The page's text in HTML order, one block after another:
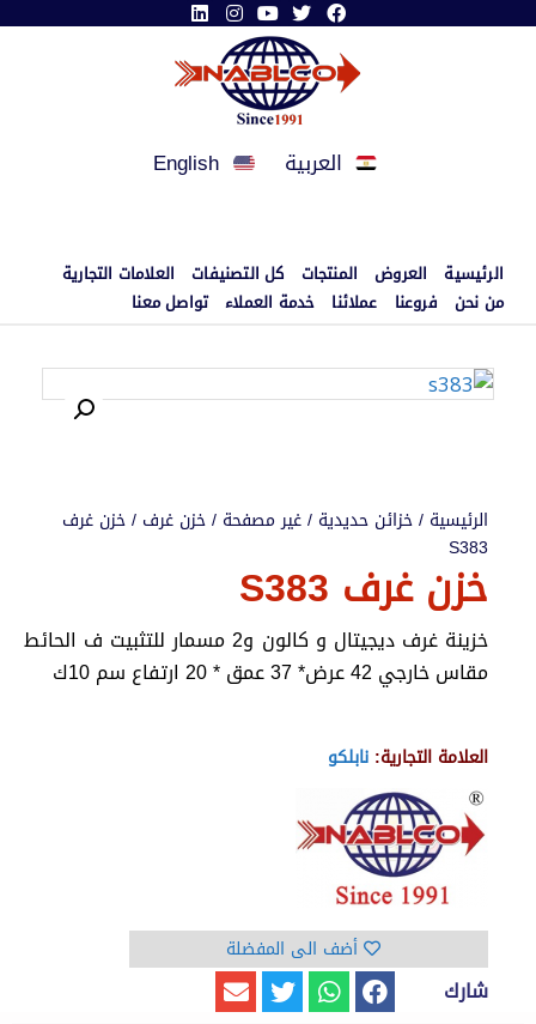
العربية English
الرئيسية العروض المنتجات كل التصنيفات
العلامات التجارية
من نحن فروعنا عملائنا خدمة العملاء تواصل معنا
الرئيسية /خزائن حديدية /غير مصفحة /خزن غرف / خزن غرف
S383
خزن غرف S383
خزينة غرف ديجيتال و كالون و2 مسمار للتثبيت ف الحائط
مقاس خارجي 42 عرض* 37 عمق * 20 ارتفاع سم 10ك
العلامة التجارية: نابلكو
أضف الى المفضلة
شارك